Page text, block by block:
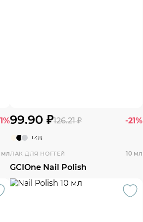
мл
99.90 ₽126.21 ₽ -21%
+48
ЛАК ДЛЯ НОГТЕЙ 10 мл
GCIOne Nail Polish